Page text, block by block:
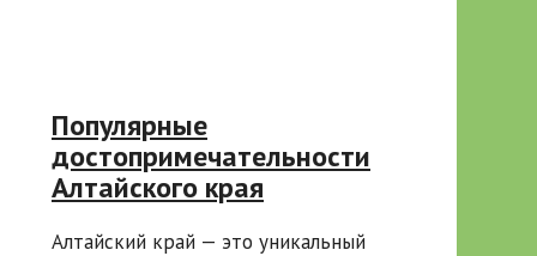
Популярные
достопримечательности
Алтайского края
Алтайский край — это уникальный